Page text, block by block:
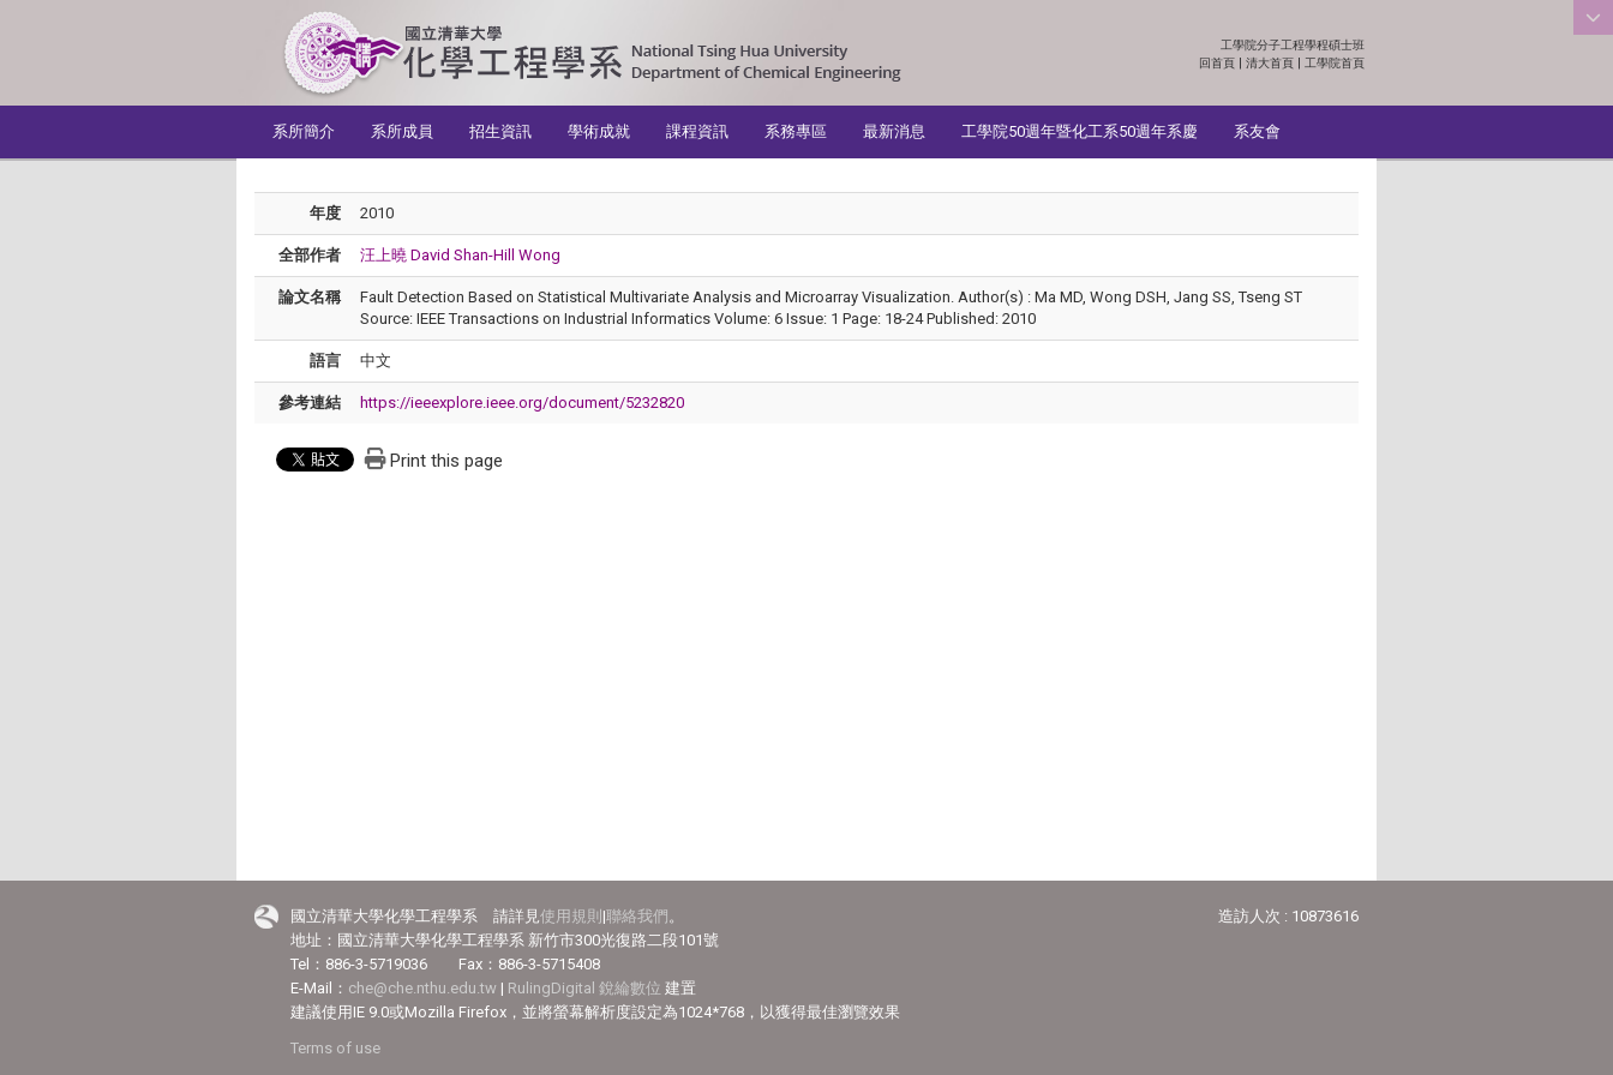
:::
工學院分子工程學程碩士班
回首頁 | 清大首頁 | 工學院首頁
系所簡介
系所成員 招生資訊 學術成就 課程資訊 系務專區 最新消息 工學院50週年暨化工系50週年系慶 系友會
年度 2010
全部作者 汪上曉 David Shan-Hill Wong
論文名稱
Fault Detection Based on Statistical Multivariate Analysis and Microarray Visualization. Author(s) : Ma MD, Wong DSH, Jang SS, Tseng ST
Source: IEEE Transactions on Industrial Informatics Volume: 6 Issue: 1 Page: 18-24 Published: 2010
語言 中文
參考連結 https://ieeexplore.ieee.org/document/5232820
Print this page
國立清華大學化學工程學系 請詳見 使用規則|聯絡我們 。
地址：國立清華大學化學工程學系 新竹市300光復路二段101號
Tel：886-3-5719036 Fax：886-3-5715408
E-Mail： che@che.nthu.edu.tw | RulingDigital 銳綸數位 建置
建議使用IE 9.0或Mozilla Firefox，並將螢幕解析度設定為1024*768，以獲得最佳瀏覽效果
Terms of use
造訪人次 : 10873616